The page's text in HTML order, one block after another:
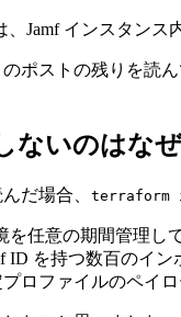
、Jamf インスタン
ポストの残りを読
ないのはな
だ場合、 terraform
を任意の期間管理
ID を持つ数百のイ
ロファイルのペイ